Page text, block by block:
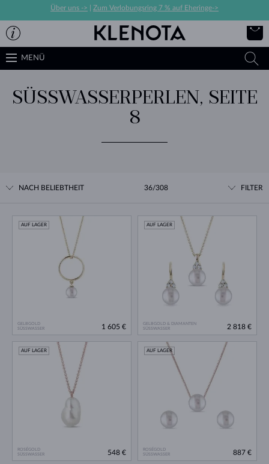
Über uns -> Zum Verlobungsring 7 % auf Eheringe->
MENÜ
SÜSSWASSERPERLEN, SEITE
8
NACH BELIEBTHEIT 36/308 FILTER
GELBGOLD
SÜSSWASSER
AUF LAGER
1 605 €
GELBGOLD & DIAMANTEN
SÜSSWASSER
AUF LAGER
2 818 €
ROSÉGOLD
SÜSSWASSER
AUF LAGER
548 €
ROSÉGOLD
SÜSSWASSER
AUF LAGER
887 €